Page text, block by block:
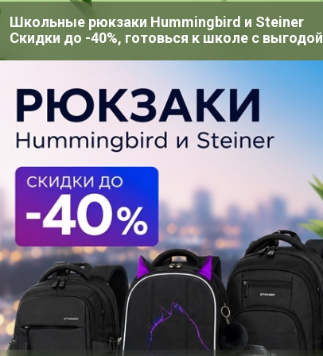
357р
-22%
460р
Т Хоста Френсис
Вильямс 1шт
147р
-73%
550р
Т Котовник Сикс Хиллс
Гиант лавандово-
синий Р9
Школьные рюкзаки Hummingbird и Steiner
Скидки до -40%, готовься к школе с выгодой